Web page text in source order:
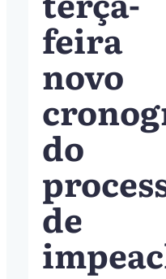
feira
novo
do
de